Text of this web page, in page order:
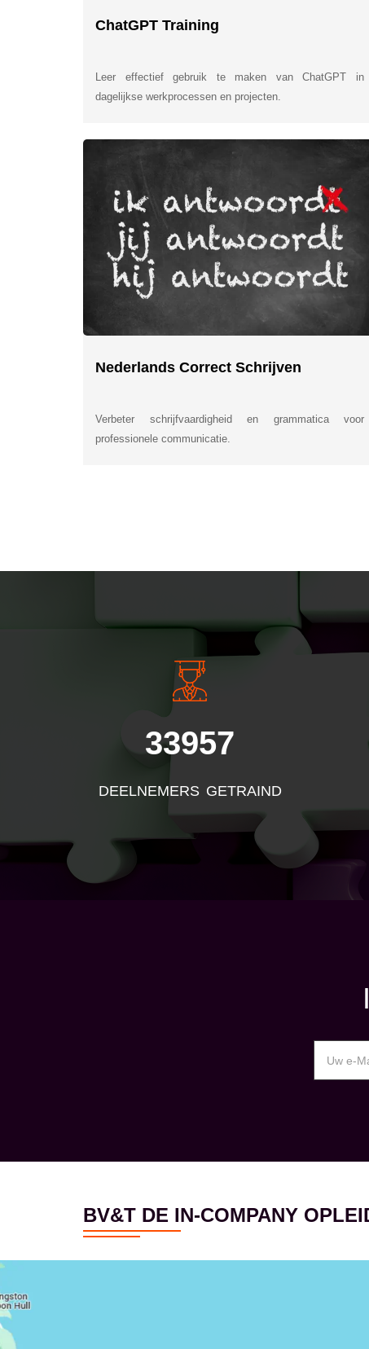
ChatGPT Training
Leer effectief gebruik te maken van ChatGPT in
dagelijkse werkprocessen en projecten.
Nederlands Correct Schrijven
Verbeter schrijfvaardigheid en grammatica voor
professionele communicatie.
33957
DEELNEMERS GETRAIND
BV&T DE IN-COMPANY